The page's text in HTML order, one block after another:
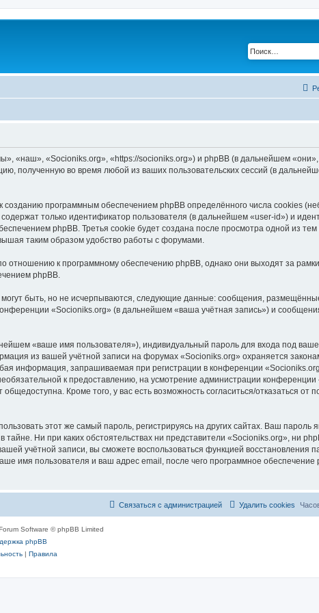
«наш», «Socioniks.org», «https://socioniks.org») и phpBB (в дальнейшем
полученную во время любой из ваших пользовательских сессий (в
программным обеспечением phpBB определённого числа cookies
только идентификатор пользователя (в дальнейшем «user-id») и
phpBB. Третья cookie будет создана после просмотра одной из
таким образом удобство работы с форумами.
к программному обеспечению phpBB, однако они выходят за рамки
phpBB.
быть, но не исчерпываются, следующие данные: сообщения,
«Socioniks.org» (в дальнейшем «ваша учётная запись») и
«ваше имя пользователя»), индивидуальный пароль для входа под
из вашей учётной записи на форумах «Socioniks.org» охраняется
информация, запрашиваемая при регистрации в конференции
к предоставлению, на усмотрение администрации
Кроме того, у вас есть возможность согласиться/отказаться от
этот же самый пароль, регистрируясь на других сайтах. Ваш пароль
Ни при каких обстоятельствах ни представители «Socioniks.org», ни
учётной записи, вы сможете воспользоваться функцией восстановления
имя пользователя и ваш адрес email, после чего программное обеспечение
Удалить cookies
Связаться с администрацией
Software © phpBB Limited
phpBB
| Правила